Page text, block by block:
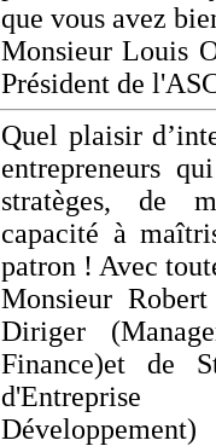
que vous avez
Monsieur Louis
Président de
Quel plaisir
entrepreneurs
stratèges, de
capacité à
patron ! Avec
Monsieur
Diriger
Finance)et de
Développement)